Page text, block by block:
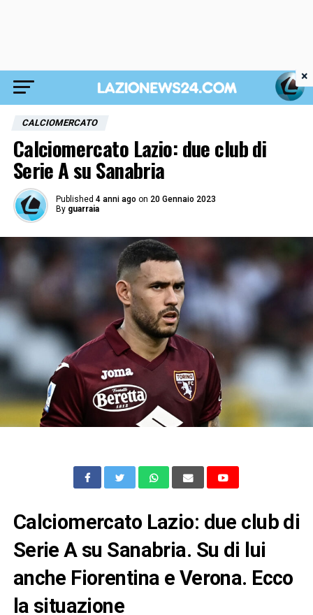
CALCIOMERCATO
Calciomercato Lazio: due club di
Serie A su Sanabria
Published 4 anni ago on 20 Gennaio 2023
By guarraia
Calciomercato Lazio: due club di
Serie A su Sanabria. Su di lui
anche Fiorentina e Verona. Ecco
la situazione
×